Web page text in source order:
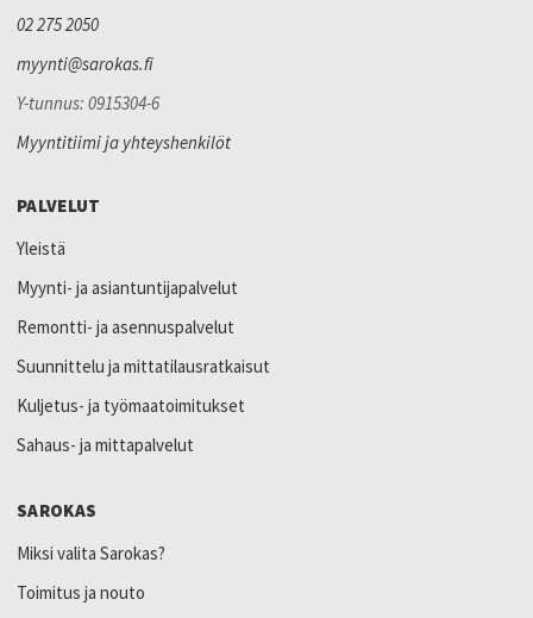
02 275 2050
myynti@sarokas.fi
Y-tunnus: 0915304-6
Myyntitiimi ja yhteyshenkilöt
PALVELUT
Yleistä
Myynti- ja asiantuntijapalvelut
Remontti- ja asennuspalvelut
Suunnittelu ja mittatilausratkaisut
Kuljetus- ja työmaatoimitukset
Sahaus- ja mittapalvelut
SAROKAS
Miksi valita Sarokas?
Toimitus ja nouto